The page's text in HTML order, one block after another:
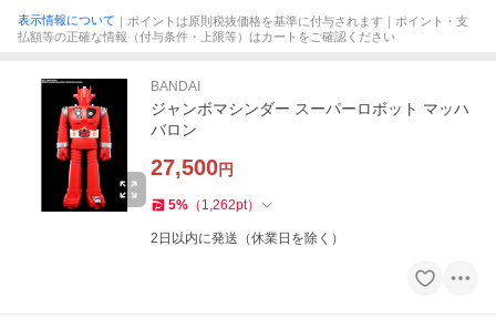
表示情報について ｜ポイントは原則税抜価格を基準に付与されます｜ポイント・支
払額等の正確な情報（付与条件・上限等）はカートをご確認ください
BANDAI
ジャンボマシンダー スーパーロボット マッハ
バロン
27,500円
5% （ 1,262pt）
2日以内に発送（休業日を除く）